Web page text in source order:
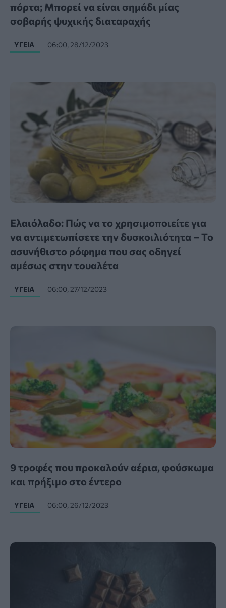
πόρτα; Μπορεί να είναι σημάδι μίας
σοβαρής ψυχικής διαταραχής
ΥΓΕΊΑ 06:00, 28/12/2023
Ελαιόλαδο: Πώς να το χρησιμοποιείτε για
να αντιμετωπίσετε την δυσκοιλιότητα – Το
ασυνήθιστο ρόφημα που σας οδηγεί
αμέσως στην τουαλέτα
ΥΓΕΊΑ 06:00, 27/12/2023
9 τροφές που προκαλούν αέρια, φούσκωμα
και πρήξιμο στο έντερο
ΥΓΕΊΑ 06:00, 26/12/2023